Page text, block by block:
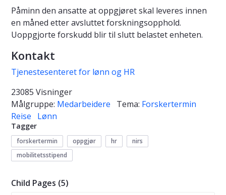
Påminn den ansatte at oppgjøret skal leveres innen
en måned etter avsluttet forskningsopphold.
Uoppgjorte forskudd blir til slutt belastet enheten.
Kontakt
Tjenestesenteret for lønn og HR
23085 Visninger
Målgruppe: Medarbeidere Tema: Forskertermin
Reise
Lønn
Tagger
forskertermin oppgjør hr
nirs
mobilitetsstipend
Child Pages (5)